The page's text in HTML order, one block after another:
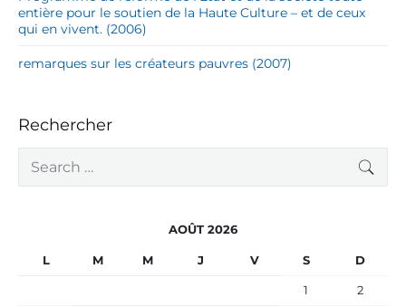
entière pour le soutien de la Haute Culture – et de ceux
qui en vivent. (2006)
remarques sur les créateurs pauvres (2007)
Rechercher
a
AOÛT 2026
L M M J V S D
1 2